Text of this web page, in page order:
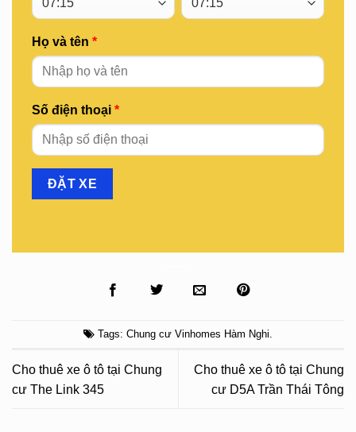
Họ và tên *
Số điện thoại *
Tags: Chung cư Vinhomes Hàm Nghi
Cho thuê xe ô tô tại Chung
cư The Link 345
Cho thuê xe ô tô tại Chung
cư D5A Trần Thái Tông